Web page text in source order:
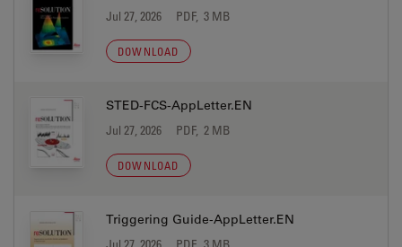
Jul 27, 2026 PDF, 3 MB
DOWNLOAD
STED-FCS-AppLetter.EN
Jul 27, 2026 PDF, 2 MB
DOWNLOAD
Triggering Guide-AppLetter.EN
Jul 27, 2026 PDF, 3 MB